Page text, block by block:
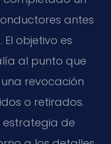
antes
objetivo es
al punto que
revocación
o retirados.
estrategia de